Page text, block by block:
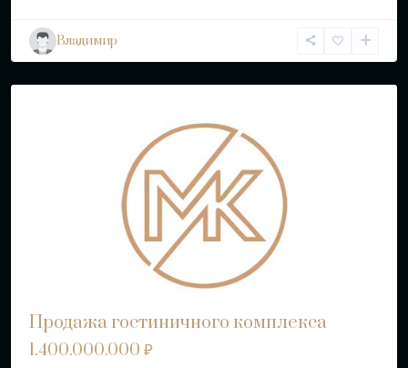
Владимир
Продажа гостиничного комплекса
1.400.000.000 ₽